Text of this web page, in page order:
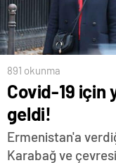
891 okunma
Covid-19 için
geldi!
Ermenistan'a
Karabağ ve